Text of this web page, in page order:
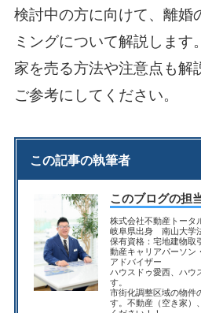
検討中の方に向けて、離婚
ミングについて解説します。
家を売る方法や注意点も解
ご参考にしてください。
この記事の執筆者
このブログの
株式会社不動産トータ
岐阜県出身 南山大
保有資格：宅地建物取
動産キャリアパーソン
アドバイザー
ハウスドゥ愛西、ハウ
す。
市街化調整区域の物件
す。不動産（空き家）